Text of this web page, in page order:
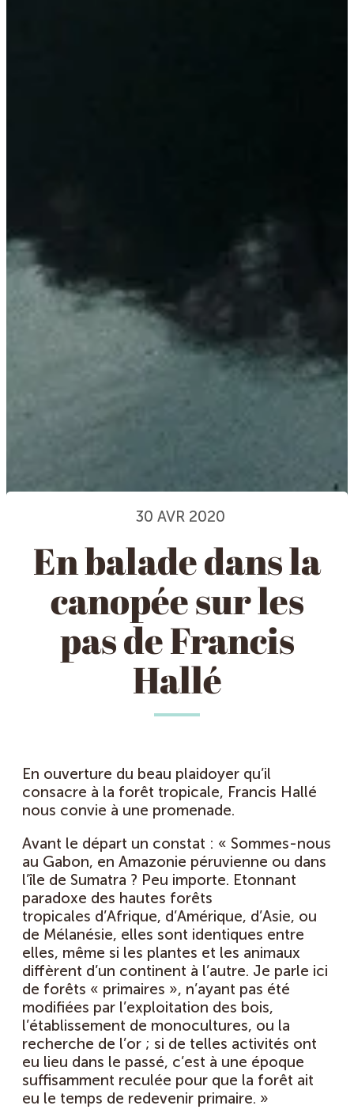
30 AVR 2020
En balade dans la
canopée sur les
pas de Francis
Hallé
En ouverture du beau plaidoyer qu’il
consacre à la forêt tropicale, Francis Hallé
nous convie à une promenade.
Avant le départ un constat : « Sommes-nous
au Gabon, en Amazonie péruvienne ou dans
l’île de Sumatra ? Peu importe. Etonnant
paradoxe des hautes forêts
tropicales d’Afrique, d’Amérique, d’Asie, ou
de Mélanésie, elles sont identiques entre
elles, même si les plantes et les animaux
diffèrent d’un continent à l’autre. Je parle ici
de forêts « primaires », n’ayant pas été
modifiées par l’exploitation des bois,
l’établissement de monocultures, ou la
recherche de l’or ; si de telles activités ont
eu lieu dans le passé, c’est à une époque
suffisamment reculée pour que la forêt ait
eu le temps de redevenir primaire. »